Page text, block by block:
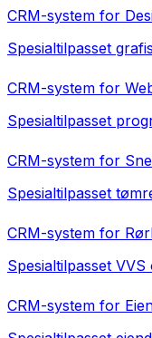
CRM-system for
Spesialtilpasset
CRM-system for
Spesialtilpasset
CRM-system for
Spesialtilpasset
CRM-system for
Spesialtilpasset VVS
CRM-system for